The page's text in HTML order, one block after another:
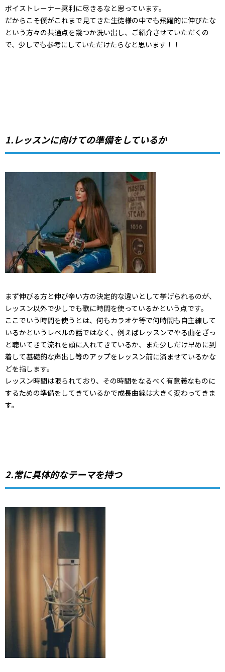
ボイストレーナー冥利に尽きるなと思っています。
だからこそ僕がこれまで見てきた生徒様の中でも飛躍的に伸びたな
という方々の共通点を幾つか洗い出し、ご紹介させていただくの
で、少しでも参考にしていただけたらなと思います！！
1.レッスンに向けての準備をしているか
まず伸びる方と伸び辛い方の決定的な違いとして挙げられるのが、
レッスン以外で少しでも歌に時間を使っているかという点です。
ここでいう時間を使うとは、何もカラオケ等で何時間も自主練して
いるかというレベルの話ではなく、例えばレッスンでやる曲をざっ
と聴いてきて流れを頭に入れてきているか、また少しだけ早めに到
着して基礎的な声出し等のアップをレッスン前に済ませているかな
どを指します。
レッスン時間は限られており、その時間をなるべく有意義なものに
するための準備をしてきているかで成長曲線は大きく変わってきま
す。
2.常に具体的なテーマを持つ